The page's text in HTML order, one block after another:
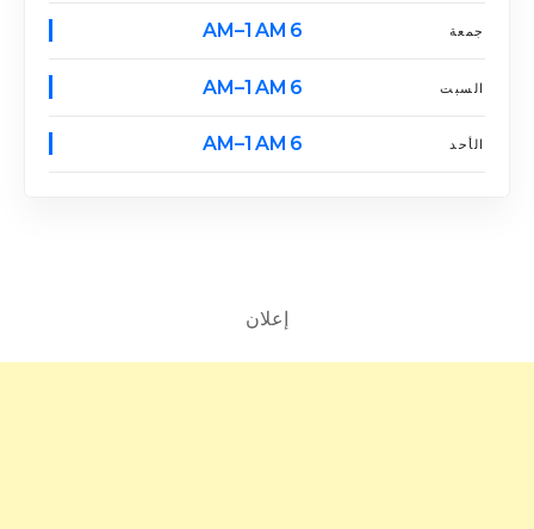
جمعة 6 AM–1 AM
السبت 6 AM–1 AM
الأحد 6 AM–1 AM
إعلان